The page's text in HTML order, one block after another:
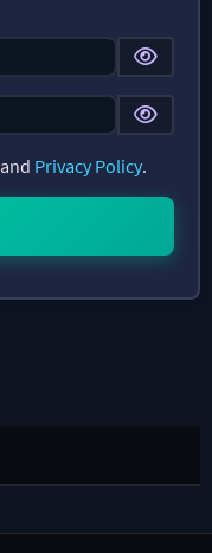
and Privacy Policy.